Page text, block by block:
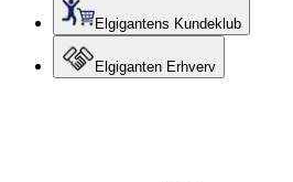
Elgigantens Kundeklub
Elgiganten Erhverv